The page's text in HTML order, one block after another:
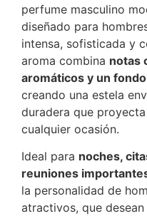
perfume masculino
diseñado para
intensa, sofisticada y
aroma combina notas
aromáticos y un
creando una estela
duradera que
cualquier ocasión.
Ideal para noches,
reuniones
la personalidad de
atractivos, que